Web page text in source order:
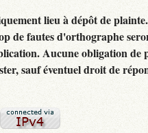
lieu à dépôt de plainte.
de fautes d'orthographe
Aucune obligation de
sauf éventuel droit de